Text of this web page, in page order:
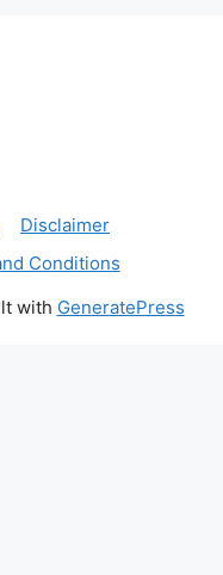
Disclaimer
Conditions
with GeneratePress